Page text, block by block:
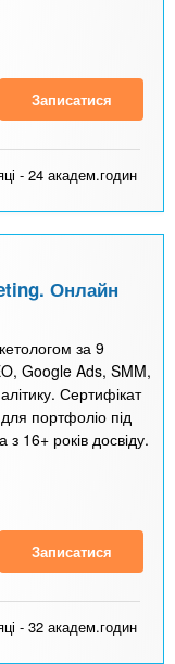
Записатися
- 24 академ.годин
Онлайн
за 9
Google Ads, SMM,
Сертифікат
портфоліо під
з 16+ років досвіду.
Записатися
- 32 академ.годин